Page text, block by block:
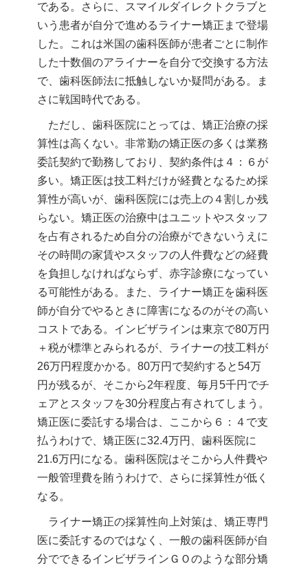
である。さらに、スマイルダイレクトクラブと
いう患者が自分で進めるライナー矯正まで登場
した。これは米国の歯科医師が患者ごとに制作
した十数個のアライナーを自分で交換する方法
で、歯科医師法に抵触しないか疑問がある。ま
さに戦国時代である。
ただし、歯科医院にとっては、矯正治療の採
算性は高くない。非常勤の矯正医の多くは業務
委託契約で勤務しており、契約条件は４：６が
多い。矯正医は技工料だけが経費となるため採
算性が高いが、歯科医院には売上の４割しか残
らない。矯正医の治療中はユニットやスタッフ
を占有されるため自分の治療ができないうえに
その時間の家賃やスタッフの人件費などの経費
を負担しなければならず、赤字診療になってい
る可能性がある。また、ライナー矯正を歯科医
師が自分でやるときに障害になるのがその高い
コストである。インビザラインは東京で80万円
＋税が標準とみられるが、ライナーの技工料が
26万円程度かかる。80万円で契約すると54万
円が残るが、そこから2年程度、毎月5千円でチ
ェアとスタッフを30分程度占有されてしまう。
矯正医に委託する場合は、ここから６：４で支
払うわけで、矯正医に32.4万円、歯科医院に
21.6万円になる。歯科医院はそこから人件費や
一般管理費を賄うわけで、さらに採算性が低く
なる。
ライナー矯正の採算性向上対策は、矯正専門
医に委託するのではなく、一般の歯科医師が自
分でできるインビザラインＧＯのような部分矯